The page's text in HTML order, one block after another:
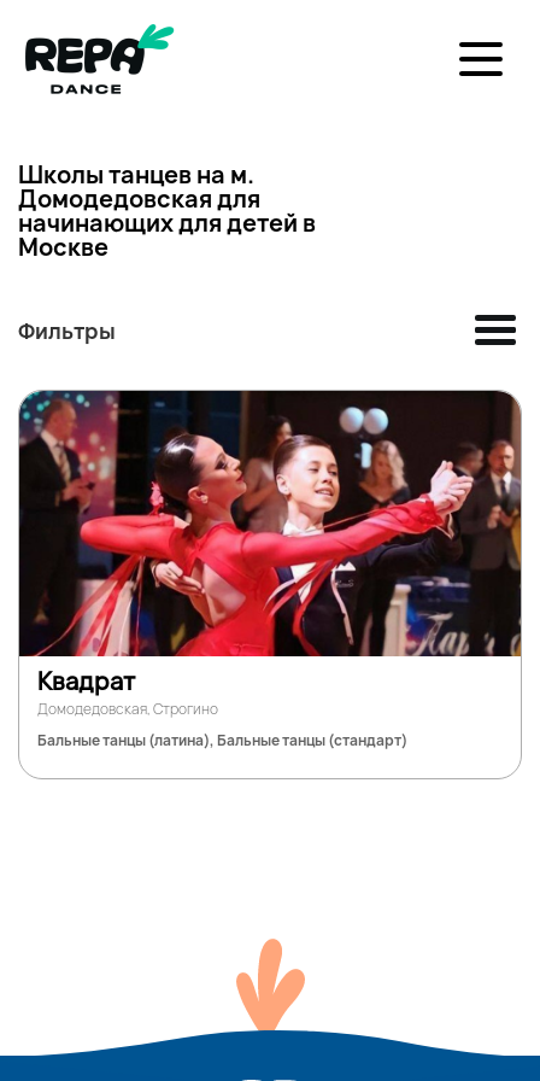
Школы танцев на м.
Домодедовская для
начинающих для детей в
Москве
Фильтры
Квадрат
Домодедовская, Строгино
Бальные танцы (латина), Бальные танцы (стандарт)